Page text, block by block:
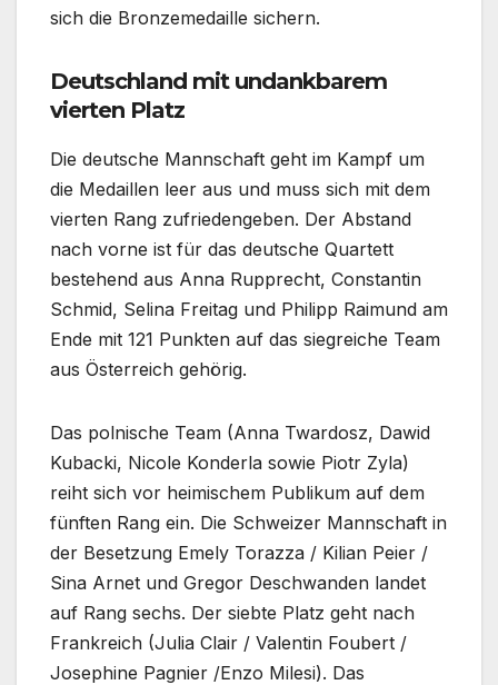
sich die Bronzemedaille sichern.
Deutschland mit undankbarem
vierten Platz
Die deutsche Mannschaft geht im Kampf um
die Medaillen leer aus und muss sich mit dem
vierten Rang zufriedengeben. Der Abstand
nach vorne ist für das deutsche Quartett
bestehend aus Anna Rupprecht, Constantin
Schmid, Selina Freitag und Philipp Raimund am
Ende mit 121 Punkten auf das siegreiche Team
aus Österreich gehörig.
Das polnische Team (Anna Twardosz, Dawid
Kubacki, Nicole Konderla sowie Piotr Zyla)
reiht sich vor heimischem Publikum auf dem
fünften Rang ein. Die Schweizer Mannschaft in
der Besetzung Emely Torazza / Kilian Peier /
Sina Arnet und Gregor Deschwanden landet
auf Rang sechs. Der siebte Platz geht nach
Frankreich (Julia Clair / Valentin Foubert /
Josephine Pagnier /Enzo Milesi). Das